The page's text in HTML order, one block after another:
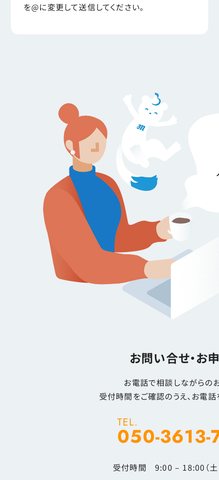
を@に変更して送信してください。
お問い合せ・お
お電話で相談しながらの
受付時間をご確認のうえ、お電話
TEL.
050-3613-
受付時間 9:00 – 18:00（土